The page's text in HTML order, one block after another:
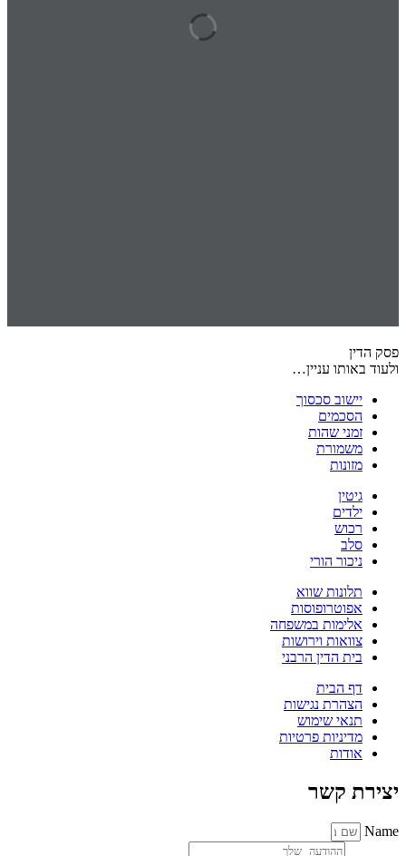
פסק הדין
ולעוד באותו עניין…
יישוב סכסוך
הסכמים
זמני שהות
משמורת
מזונות
גיטין
ילדים
רכוש
סלב
ניכור הורי
תלונות שווא
אפוטרופוסות
אלימות במשפחה
צוואות וירושות
בית הדין הרבני
דף הבית
הצהרת נגישות
תנאי שימוש
מדיניות פרטיות
אודות
יצירת קשר
Name